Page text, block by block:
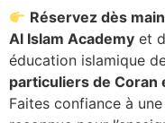
Réservez dès
Al Islam Academy et
éducation islamique
particuliers de Coran
Faites confiance à